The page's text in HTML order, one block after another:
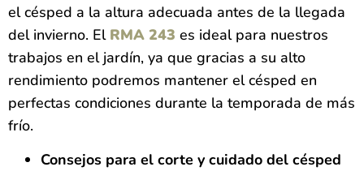
el césped a la altura adecuada antes de la llegada
del invierno. El RMA 243 es ideal para nuestros
trabajos en el jardín, ya que gracias a su alto
rendimiento podremos mantener el césped en
perfectas condiciones durante la temporada de más
frío.
Consejos para el corte y cuidado del césped